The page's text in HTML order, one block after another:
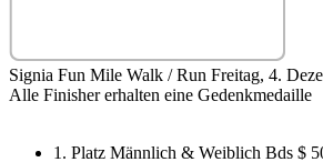
Signia Fun Mile Walk / Run Freitag, 4.
Alle Finisher erhalten eine Gedenkmedaille
1. Platz Männlich & Weiblich Bds $